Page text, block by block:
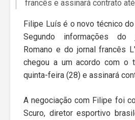
francês e assinará contrato
Filipe Luís é o novo técnico do
Segundo informações do
Romano e do jornal francês
chegou a um acordo com o
quinta-feira (28) e assinará
A negociação com Filipe foi
Scuro, diretor esportivo